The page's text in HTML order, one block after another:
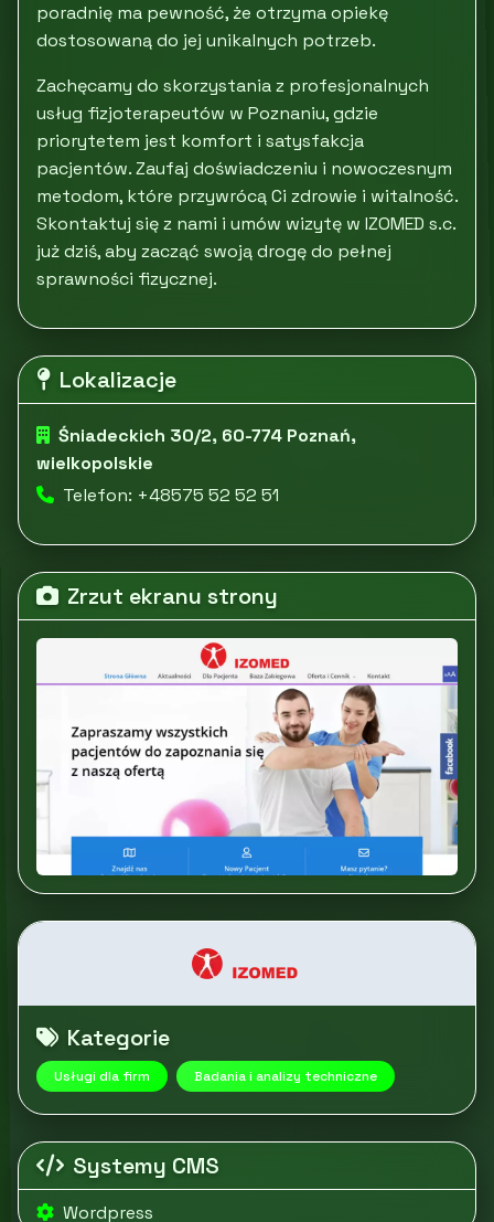
poradnię ma pewność, że otrzyma opiekę
dostosowaną do jej unikalnych potrzeb.
Zachęcamy do skorzystania z profesjonalnych
usług fizjoterapeutów w Poznaniu, gdzie
priorytetem jest komfort i satysfakcja
pacjentów. Zaufaj doświadczeniu i nowoczesnym
metodom, które przywrócą Ci zdrowie i witalność.
Skontaktuj się z nami i umów wizytę w IZOMED s.c.
już dziś, aby zacząć swoją drogę do pełnej
sprawności fizycznej.
Lokalizacje
Śniadeckich 30/2, 60-774 Poznań,
wielkopolskie
Telefon: +48575 52 52 51
Zrzut ekranu strony
Kategorie
Usługi dla firm Badania i analizy techniczne
Systemy CMS
Wordpress